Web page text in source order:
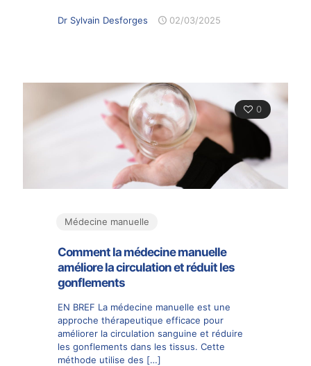
Dr Sylvain Desforges 02/03/2025
0
Médecine manuelle
Comment la médecine manuelle
améliore la circulation et réduit les
gonflements
EN BREF La médecine manuelle est une
approche thérapeutique efficace pour
améliorer la circulation sanguine et réduire
les gonflements dans les tissus. Cette
méthode utilise des […]